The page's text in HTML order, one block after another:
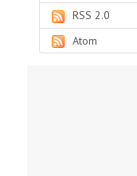
RSS 2.0
Atom